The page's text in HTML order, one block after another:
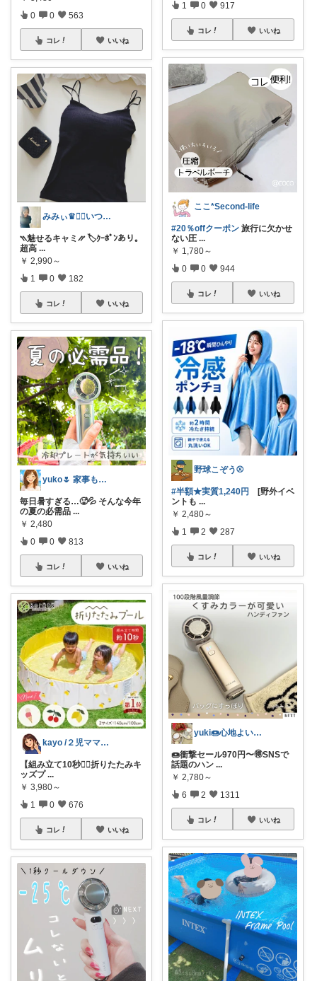
0 0 563
コレ いいね
みみぃ♛👯‍♀️いつもありがとう🎪
⳹魅せるキャミ⳼ 🏷️ｸｰﾎﾟﾝあり。
超高 ...
￥ 2,990～
1 0 182
コレ いいね
yuko🌷 家事も育児もちょっとラクに
毎日暑すぎる…🥵💦 そんな今年
の夏の必需品 ...
￥ 2,480
0 0 813
コレ いいね
kayo /２児ママ・子育てグッズ🌿
【組み立て10秒❤️‍🔥折りたたみキ
ッズプ ...
￥ 3,980～
1 0 676
コレ いいね
1 0 917
コレ いいね
ここ*Second-life
#20％offクーポン 旅行に欠かせ
ない圧 ...
￥ 1,780～
0 0 944
コレ いいね
野球こぞう⚾️
#半額★実質1,240円 [野外イベ
ントも ...
￥ 2,480～
1 2 287
コレ いいね
yuki🍩心地よいものに囲まれて💛
🍩衝撃セール970円〜🉐SNSで
話題のハン ...
￥ 2,780～
6 2 1311
コレ いいね